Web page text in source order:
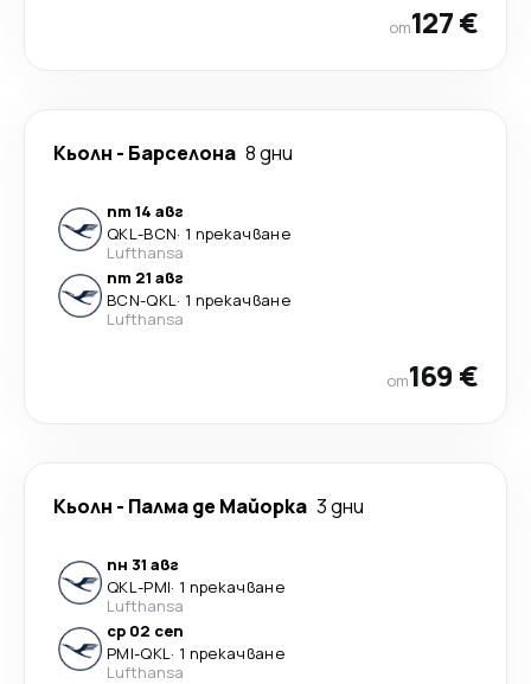
от127 €
Кьолн - Барселона 8 дни
пт 14 авг
QKL-BCN· 1 прекачване
Lufthansa
пт 21 авг
BCN-QKL· 1 прекачване
Lufthansa
от169 €
Кьолн - Палма де Майорка 3 дни
пн 31 авг
QKL-PMI· 1 прекачване
Lufthansa
ср 02 сеп
PMI-QKL· 1 прекачване
Lufthansa